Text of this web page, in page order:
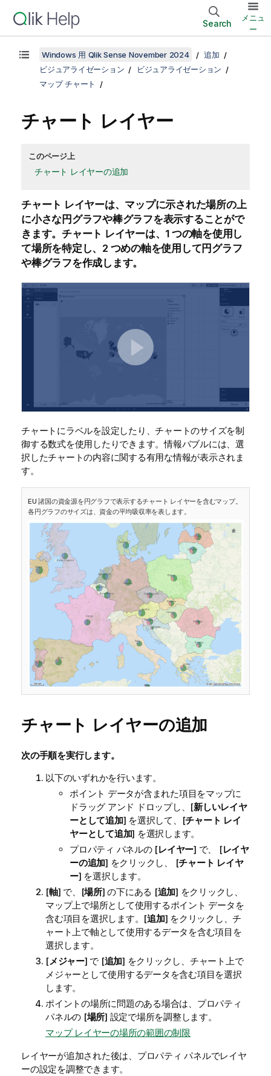
Search
メニュ
ー
Windows 用 Qlik Sense November 2024
追加
ビジュアライゼーション
ビジュアライゼーション
マップ チャート
チャート レイヤー
このページ上
チャート レイヤーの追加
チャート レイヤーは、マップに示された場所の上
に小さな円グラフや棒グラフを表示することがで
きます。チャート レイヤーは、1 つの軸を使用し
て場所を特定し、2 つめの軸を使用して円グラフ
や棒グラフを作成します。
チャートにラベルを設定したり、チャートのサイズを制
御する数式を使用したりできます。情報バブルには、選
択したチャートの内容に関する有用な情報が表示されま
す。
EU 諸国の資金源を円グラフで表示するチャート レイヤーを含むマップ。
各円グラフのサイズは、資金の平均吸収率を表します。
チャート レイヤーの追加
次の手順を実行します。
以下のいずれかを行います。
ポイント データが含まれた項目をマップに
ドラッグ アンド ドロップし、[新しいレイヤ
ーとして追加] を選択して、[チャート レイ
ヤーとして追加] を選択します。
プロパティ パネルの [レイヤー] で、 [レイヤ
ーの追加] をクリックし、 [チャート レイヤ
ー] を選択します。
[軸] で、[場所] の下にある [追加] をクリックし、
マップ上で場所として使用するポイント データを
含む項目を選択します。[追加] をクリックし、チ
ャート上で軸として使用するデータを含む項目を
選択します。
[メジャー] で [追加] をクリックし、チャート上で
メジャーとして使用するデータを含む項目を選択
します。
ポイントの場所に問題のある場合は、プロパティ
パネルの [場所] 設定で場所を調整します。
マップ レイヤーの場所の範囲の制限
レイヤーが追加された後は、プロパティ パネルでレイヤ
ーの設定を調整できます。